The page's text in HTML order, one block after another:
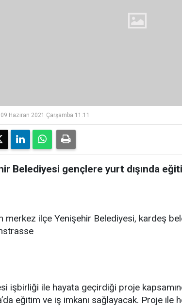
09 Haziran 2021 Çarşamba 11:11
Belediyesi gençlere yurt dışında
merkez ilçe Yenişehir Belediyesi, kardeş
işbirliği ile hayata geçirdiği proje
eğitim ve iş imkanı sağlayacak. Proje ile